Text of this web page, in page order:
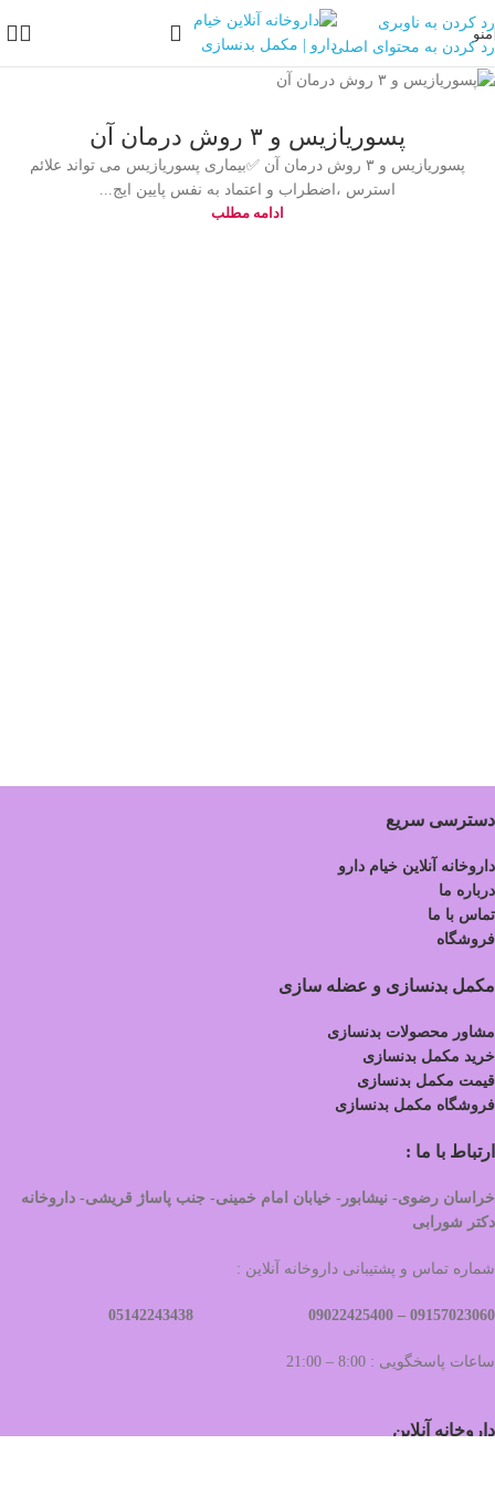
رد کردن به ناوبری
رد کردن به محتوای اصلی
منو
پسوریازیس و ۳ روش درمان آن
پسوریازیس و ۳ روش درمان آن ✅بیماری پسوریازیس می تواند علائم
استرس ،اضطراب و اعتماد به نفس پایین ایج...
ادامه مطلب
دسترسی سریع
داروخانه آنلاین خیام دارو
درباره ما
تماس با ما
فروشگاه
مکمل بدنسازی و عضله سازی
مشاور محصولات بدنسازی
خرید مکمل بدنسازی
قیمت مکمل بدنسازی
فروشگاه مکمل بدنسازی
ارتباط با ما :
خراسان رضوی- نیشابور- خیابان امام خمینی- جنب پاساژ قریشی- داروخانه
دکتر شورابی
شماره تماس و پشتیبانی داروخانه آنلاین :
09157023060 –
ساعات پاسخگویی : 8:00 – 21:00
داروخانه آنلاین